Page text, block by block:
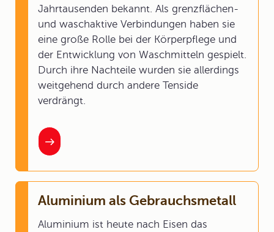
Jahrtausenden bekannt. Als grenzflächen-
und waschaktive Verbindungen haben sie
eine große Rolle bei der Körperpflege und
der Entwicklung von Waschmitteln gespielt.
Durch ihre Nachteile wurden sie allerdings
weitgehend durch andere Tenside
verdrängt.
Aluminium als Gebrauchsmetall
Aluminium ist heute nach Eisen das